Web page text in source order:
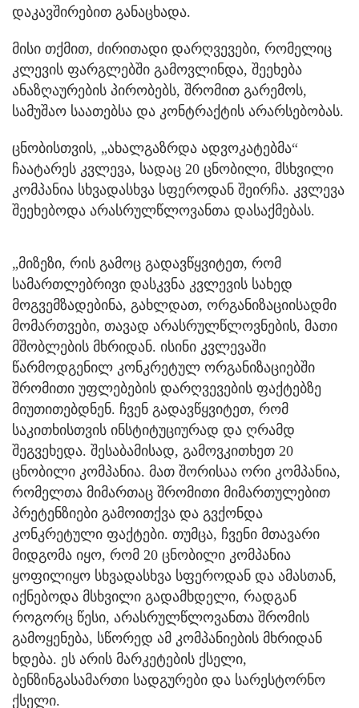
დაკავშირებით განაცხადა.
მისი თქმით, ძირითადი დარღვევები, რომელიც
კლევის ფარგლებში გამოვლინდა, შეეხება
ანაზღაურების პირობებს, შრომით გარემოს,
სამუშაო საათებსა და კონტრაქტის არარსებობას.
ცნობისთვის, „ახალგაზრდა ადვოკატებმა“
ჩაატარეს კვლევა, სადაც 20 ცნობილი, მსხვილი
კომპანია სხვადასხვა სფეროდან შეირჩა. კვლევა
შეეხებოდა არასრულწლოვანთა დასაქმებას.
„მიზეზი, რის გამოც გადავწყვიტეთ, რომ
სამართლებრივი დასკვნა კვლევის სახედ
მოგვემზადებინა, გახლდათ, ორგანიზაციისადმი
მომართვები, თავად არასრულწლოვნების, მათი
მშობლების მხრიდან. ისინი კვლევაში
წარმოდგენილ კონკრეტულ ორგანიზაციებში
შრომითი უფლებების დარღვევების ფაქტებზე
მიუთითებდნენ. ჩვენ გადავწყვიტეთ, რომ
საკითხისთვის ინსტიტუციურად და ღრამდ
შეგვეხედა. შესაბამისად, გამოვკითხეთ 20
ცნობილი კომპანია. მათ შორისაა ორი კომპანია,
რომელთა მიმართაც შრომითი მიმართულებით
პრეტენზიები გამოითქვა და გვქონდა
კონკრეტული ფაქტები. თუმცა, ჩვენი მთავარი
მიდგომა იყო, რომ 20 ცნობილი კომპანია
ყოფილიყო სხვადასხვა სფეროდან და ამასთან,
იქნებოდა მსხვილი გადამხდელი, რადგან
როგორც წესი, არასრულწლოვანთა შრომის
გამოყენება, სწორედ ამ კომპანიების მხრიდან
ხდება. ეს არის მარკეტების ქსელი,
ბენზინგასამართი სადგურები და სარესტორნო
ქსელი.